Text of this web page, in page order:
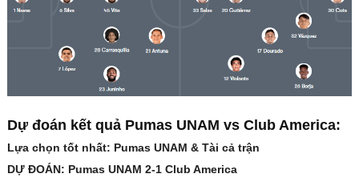
Dự đoán kết quả Pumas UNAM vs Club America:
Lựa chọn tốt nhất: Pumas UNAM & Tài cả trận
DỰ ĐOÁN: Pumas UNAM 2-1 Club America